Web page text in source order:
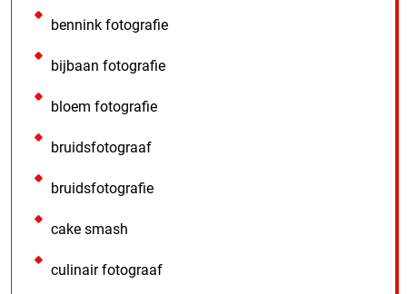
bennink fotografie
bijbaan fotografie
bloem fotografie
bruidsfotograaf
bruidsfotografie
cake smash
culinair fotograaf